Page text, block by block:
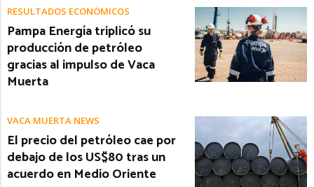
RESULTADOS ECONÓMICOS
Pampa Energía triplicó su
producción de petróleo
gracias al impulso de Vaca
Muerta
VACA MUERTA NEWS
El precio del petróleo cae por
debajo de los US$80 tras un
acuerdo en Medio Oriente